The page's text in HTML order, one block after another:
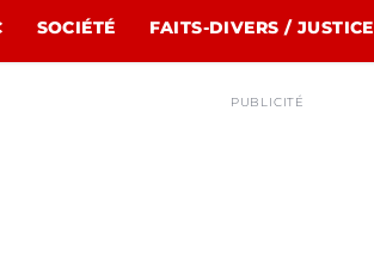
SOCIÉTÉ FAITS-DIVERS / JUSTICE
PUBLICITÉ